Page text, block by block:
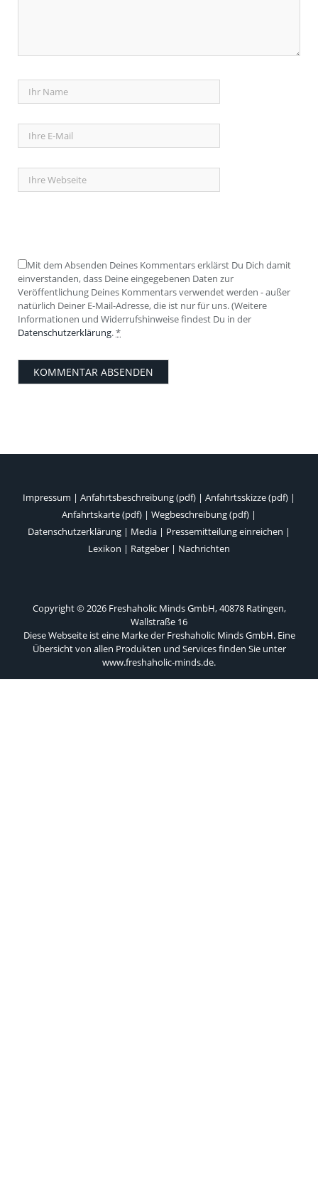
Mit dem Absenden Deines Kommentars erklärst Du Dich damit
einverstanden, dass Deine eingegebenen Daten zur
Veröffentlichung Deines Kommentars verwendet werden - außer
natürlich Deiner E-Mail-Adresse, die ist nur für uns. (Weitere
Informationen und Widerrufshinweise findest Du in der
Datenschutzerklärung.*
Impressum | Anfahrtsbeschreibung (pdf) | Anfahrtsskizze (pdf) |
Anfahrtskarte (pdf) | Wegbeschreibung (pdf) |
Datenschutzerklärung | Media | Pressemitteilung einreichen |
Lexikon | Ratgeber | Nachrichten
Copyright © 2026 Freshaholic Minds GmbH, 40878 Ratingen,
Wallstraße 16
Diese Webseite ist eine Marke der Freshaholic Minds GmbH. Eine
Übersicht von allen Produkten und Services finden Sie unter
www.freshaholic-minds.de.